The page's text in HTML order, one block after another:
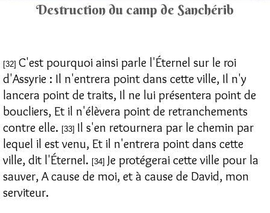
Destruction du camp de Sanchérib
[32] C'est pourquoi ainsi parle l'Éternel sur le roi
d'Assyrie : Il n'entrera point dans cette ville, Il n'y
lancera point de traits, Il ne lui présentera point de
boucliers, Et il n'élèvera point de retranchements
contre elle. [33] Il s'en retournera par le chemin par
lequel il est venu, Et il n'entrera point dans cette
ville, dit l'Éternel. [34] Je protégerai cette ville pour la
sauver, A cause de moi, et à cause de David, mon
serviteur.